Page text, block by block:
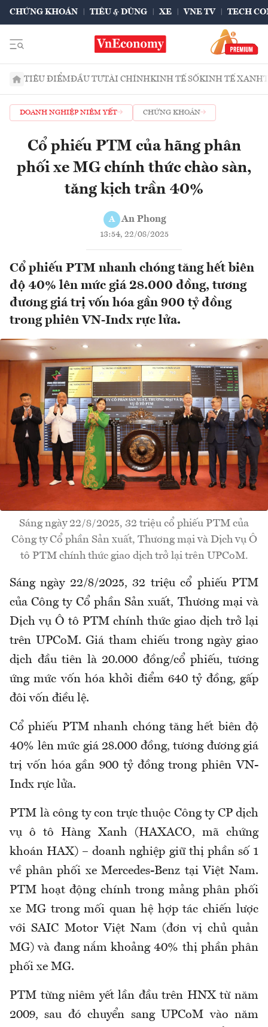
CHỨNG KHOÁN TIÊU & DÙNG XE VNE TV TECH
TIÊU ĐIỂMĐẦU TƯTÀI CHÍNHKINH TẾ SỐKINH TẾ XANH
DOANH NGHIỆP NIÊM YẾT CHỨNG KHOÁN
Cổ phiếu PTM của hãng phân
phối xe MG chính thức chào sàn,
tăng kịch trần 40%
A An Phong
13:54, 22/08/2025
Cổ phiếu PTM nhanh chóng tăng hết biên
độ 40% lên mức giá 28.000 đồng, tương
đương giá trị vốn hóa gần 900 tỷ đồng
trong phiên VN-Indx rực lửa.
Sáng ngày 22/8/2025, 32 triệu cổ phiếu PTM của
Công ty Cổ phần Sản xuất, Thương mại và Dịch vụ Ô
tô PTM chính thức giao dịch trở lại trên UPCoM.
Sáng ngày 22/8/2025, 32 triệu cổ phiếu PTM
của Công ty Cổ phần Sản xuất, Thương mại và
Dịch vụ Ô tô PTM chính thức giao dịch trở lại
trên UPCoM. Giá tham chiếu trong ngày giao
dịch đầu tiên là 20.000 đồng/cổ phiếu, tương
ứng mức vốn hóa khởi điểm 640 tỷ đồng, gấp
đôi vốn điều lệ.
Cổ phiếu PTM nhanh chóng tăng hết biên độ
40% lên mức giá 28.000 đồng, tương đương giá
trị vốn hóa gần 900 tỷ đồng trong phiên VN-
Indx rực lửa.
PTM là công ty con trực thuộc Công ty CP dịch
vụ ô tô Hàng Xanh (HAXACO, mã chứng
khoán HAX) – doanh nghiệp giữ thị phần số 1
về phân phối xe Mercedes-Benz tại Việt Nam.
PTM hoạt động chính trong mảng phân phối
xe MG trong mối quan hệ hợp tác chiến lược
với SAIC Motor Việt Nam (đơn vị chủ quản
MG) và đang nắm khoảng 40% thị phần phân
phối xe MG.
PTM từng niêm yết lần đầu trên HNX từ năm
2009, sau đó chuyển sang UPCoM vào năm